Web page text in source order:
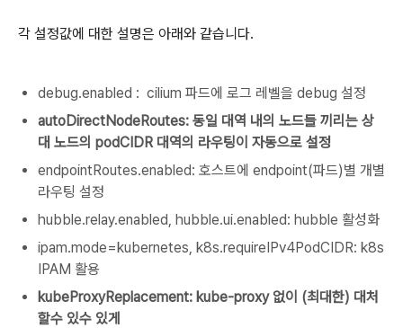
각 설정값에 대한 설명은 아래와 같습니다.
debug.enabled : cilium 파드에 로그 레벨을 debug 설정
autoDirectNodeRoutes: 동일 대역 내의 노드들 끼리는 상
대 노드의 podCIDR 대역의 라우팅이 자동으로 설정
endpointRoutes.enabled: 호스트에 endpoint(파드)별 개별
라우팅 설정
hubble.relay.enabled, hubble.ui.enabled: hubble 활성화
ipam.mode=kubernetes, k8s.requireIPv4PodCIDR: k8s
IPAM 활용
kubeProxyReplacement: kube-proxy 없이 (최대한) 대처
할수 있수 있게